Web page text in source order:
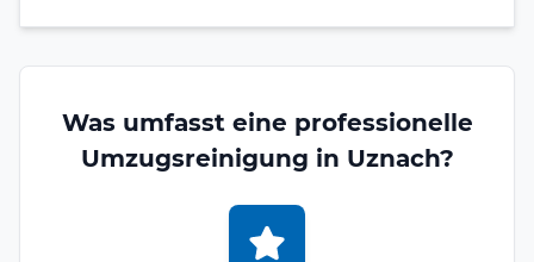
Was umfasst eine professionelle
Umzugsreinigung in Uznach?